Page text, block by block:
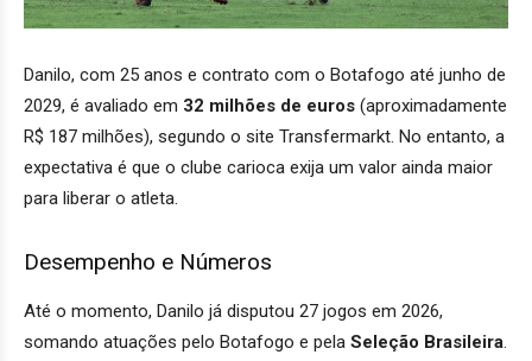
Danilo, com 25 anos e contrato com o Botafogo até junho de
2029, é avaliado em 32 milhões de euros (aproximadamente
R$ 187 milhões), segundo o site Transfermarkt. No entanto, a
expectativa é que o clube carioca exija um valor ainda maior
para liberar o atleta.
Desempenho e Números
Até o momento, Danilo já disputou 27 jogos em 2026,
somando atuações pelo Botafogo e pela Seleção Brasileira.